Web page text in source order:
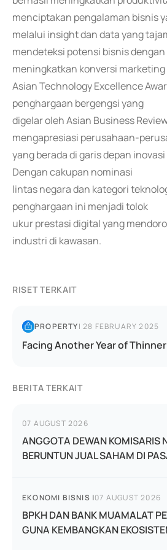
menciptakan pengalaman bisnis
melalui insight dan data yang
mendeteksi potensi bisnis
meningkatkan konversi marketing
Asian Technology Excellence
penghargaan bergengsi yang
digelar oleh Asian Business
mengapresiasi perusahaan-
yang berada di garis depan
Dengan cakupan nominasi
lintas negara dan kategori
penghargaan ini menjadi tolok
ukur prestasi digital yang
industri di kawasan.
RISET TERKAIT
PROPERTY|28 FEBRUARY 2025
Facing Another Year of Thinner
BERITA TERKAIT
07 AUGUST 2026
ANGGOTA DEWAN KOMISARIS
BERUNTUN JUAL SAHAM DI
EKONOMI BISNIS |07 AUGUST 2026
BPKH DAN BANK MUAMALAT
GUNA KEMBANGKAN